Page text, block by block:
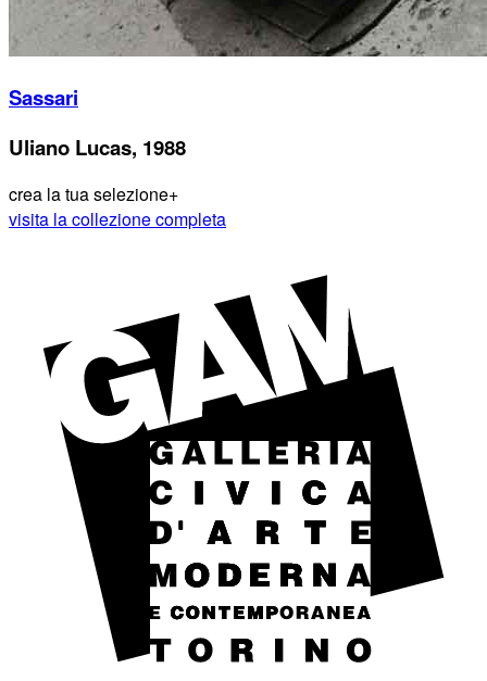
Sassari
Uliano Lucas, 1988
crea la tua selezione+
visita la collezione completa